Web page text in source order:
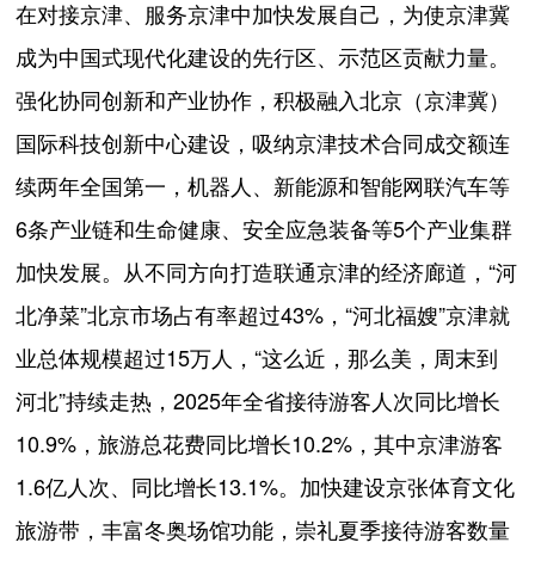
在对接京津、服务京津中加快发展自己，为使京津冀
成为中国式现代化建设的先行区、示范区贡献力量。
强化协同创新和产业协作，积极融入北京（京津冀）
国际科技创新中心建设，吸纳京津技术合同成交额连
续两年全国第一，机器人、新能源和智能网联汽车等
6条产业链和生命健康、安全应急装备等5个产业集群
加快发展。从不同方向打造联通京津的经济廊道，“河
北净菜”北京市场占有率超过43%，“河北福嫂”京津就
业总体规模超过15万人，“这么近，那么美，周末到
河北”持续走热，2025年全省接待游客人次同比增长
10.9%，旅游总花费同比增长10.2%，其中京津游客
1.6亿人次、同比增长13.1%。加快建设京张体育文化
旅游带，丰富冬奥场馆功能，崇礼夏季接待游客数量